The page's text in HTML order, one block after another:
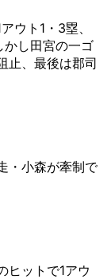
ウト1・3塁、
かし田宮の一ゴ
止、最後は郡司
・小森が牽制で
ヒットで1アウ